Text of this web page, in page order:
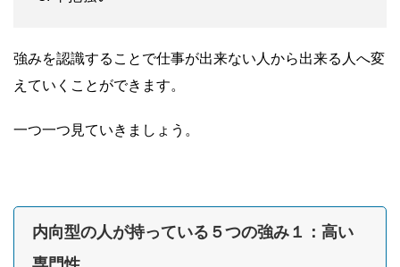
強みを認識することで仕事が出来ない人から出来る人へ変
えていくことができます。
一つ一つ見ていきましょう。
内向型の人が持っている５つの強み１：高い